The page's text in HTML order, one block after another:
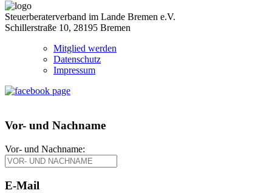
Steuerberaterverband im Lande Bremen e.V.
Schillerstraße 10, 28195 Bremen
Mitglied werden
Datenschutz
Impressum
Vor- und Nachname
Vor- und Nachname:
E-Mail